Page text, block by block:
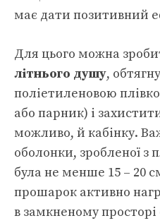
має дати позитивний
Для цього можна
літнього душу,
поліетиленовою
або парник) і
можливо, й кабінку.
оболонки, зробленої з
була не менше 15 – 20
прошарок активно
в замкненому